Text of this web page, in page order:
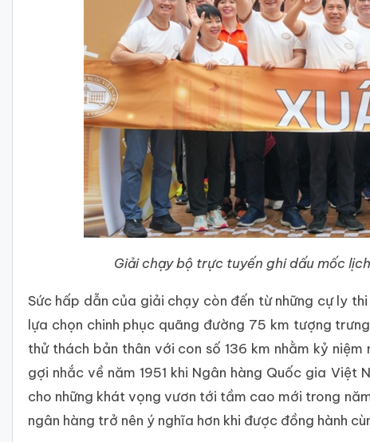
Giải chạy bộ trực tuyến ghi dấu mốc
Sức hấp dẫn của giải chạy còn đến từ những cự ly
lựa chọn chinh phục quãng đường 75 km tượng
thử thách bản thân với con số 136 km nhằm kỷ niệm
gợi nhắc về năm 1951 khi Ngân hàng Quốc gia
cho những khát vọng vươn tới tầm cao mới trong
ngân hàng trở nên ý nghĩa hơn khi được đồng hành